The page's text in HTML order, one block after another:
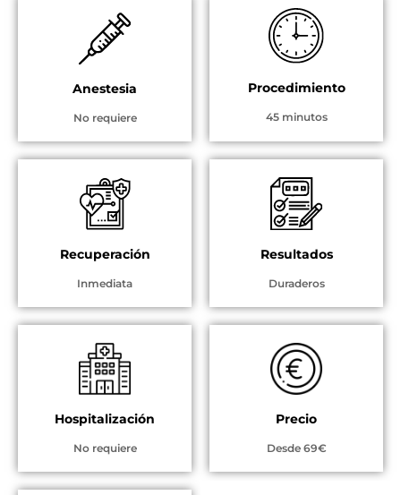
Anestesia
No requiere
Procedimiento
45 minutos
Recuperación
Inmediata
Resultados
Duraderos
Hospitalización
No requiere
Precio
Desde 69€